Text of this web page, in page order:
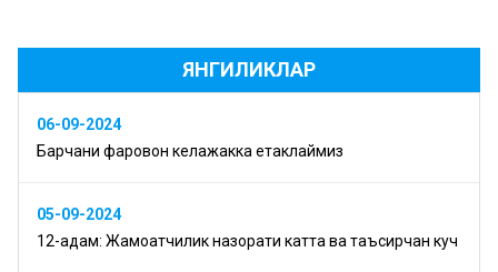
ЯНГИЛИКЛАР
06-09-2024
Барчани фаровон келажакка етаклаймиз
05-09-2024
12-қадам: Жамоатчилик назорати катта ва таъсирчан куч